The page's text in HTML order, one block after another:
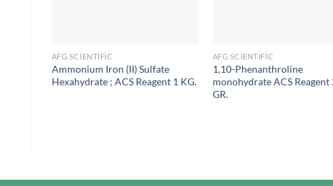
AFG SCIENTIFIC
Ammonium Iron (II) Sulfate
Hexahydrate ; ACS Reagent 1 KG.
AFG SCIENTIFIC
1,10-Phenanthroline
monohydrate ACS Reagent
GR.